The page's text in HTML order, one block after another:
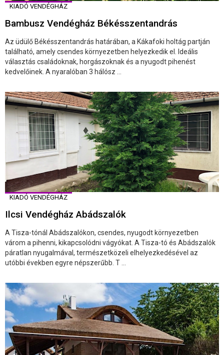
KIADÓ VENDÉGHÁZ
Bambusz Vendégház Békésszentandrás
Az üdülő Békésszentandrás határában, a Kákafoki holtág partján
található, amely csendes környezetben helyezkedik el. Ideális
választás családoknak, horgászoknak és a nyugodt pihenést
kedvelőinek. A nyaralóban 3 hálósz ...
KIADÓ VENDÉGHÁZ
Ilcsi Vendégház Abádszalók
A Tisza-tónál Abádszalókon, csendes, nyugodt környezetben
várom a pihenni, kikapcsolódni vágyókat. A Tisza-tó és Abádszalók
páratlan nyugalmával, természetközeli elhelyezkedésével az
utóbbi években egyre népszerűbb. T ...